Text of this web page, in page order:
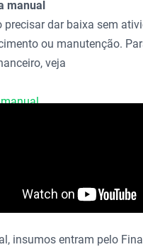
manual
precisar dar baixa sem
ou manutenção.
veja
.
insumos entram pelo